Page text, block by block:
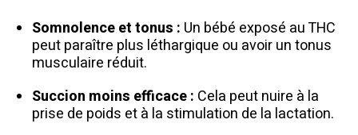
Somnolence et tonus : Un bébé exposé au THC
peut paraître plus léthargique ou avoir un tonus
musculaire réduit.
Succion moins efficace : Cela peut nuire à la
prise de poids et à la stimulation de la lactation.